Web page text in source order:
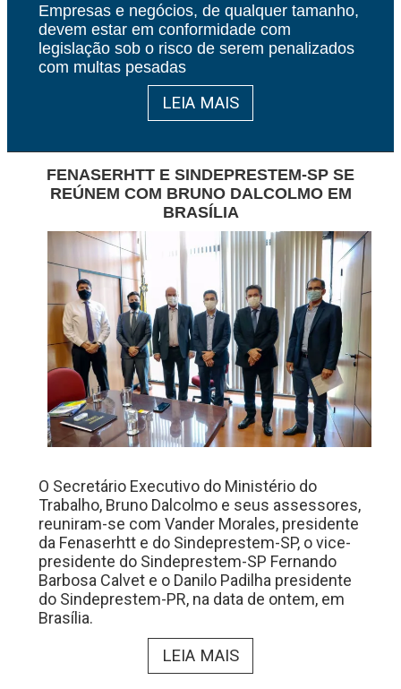
Empresas e negócios, de qualquer tamanho,
devem estar em conformidade com
legislação sob o risco de serem penalizados
com multas pesadas
LEIA MAIS
FENASERHTT E SINDEPRESTEM-SP SE
REÚNEM COM BRUNO DALCOLMO EM
BRASÍLIA
O Secretário Executivo do Ministério do
Trabalho, Bruno Dalcolmo e seus assessores,
reuniram-se com Vander Morales, presidente
da Fenaserhtt e do Sindeprestem-SP, o vice-
presidente do Sindeprestem-SP Fernando
Barbosa Calvet e o Danilo Padilha presidente
do Sindeprestem-PR, na data de ontem, em
Brasília.
LEIA MAIS